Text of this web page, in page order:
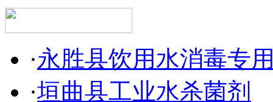
·永胜县饮用水消毒专
·垣曲县工业水杀菌剂